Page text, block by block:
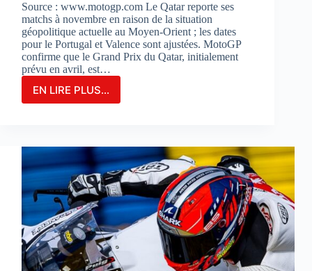
Source : www.motogp.com Le Qatar reporte ses
matchs à novembre en raison de la situation
géopolitique actuelle au Moyen-Orient ; les dates
pour le Portugal et Valence sont ajustées. MotoGP
confirme que le Grand Prix du Qatar, initialement
prévu en avril, est…
EN LIRE PLUS...
LE
DU
QATAR
EST
REPORTÉ
:
NOUVEAU
CALENDRIER
DANS
LE
LIEN